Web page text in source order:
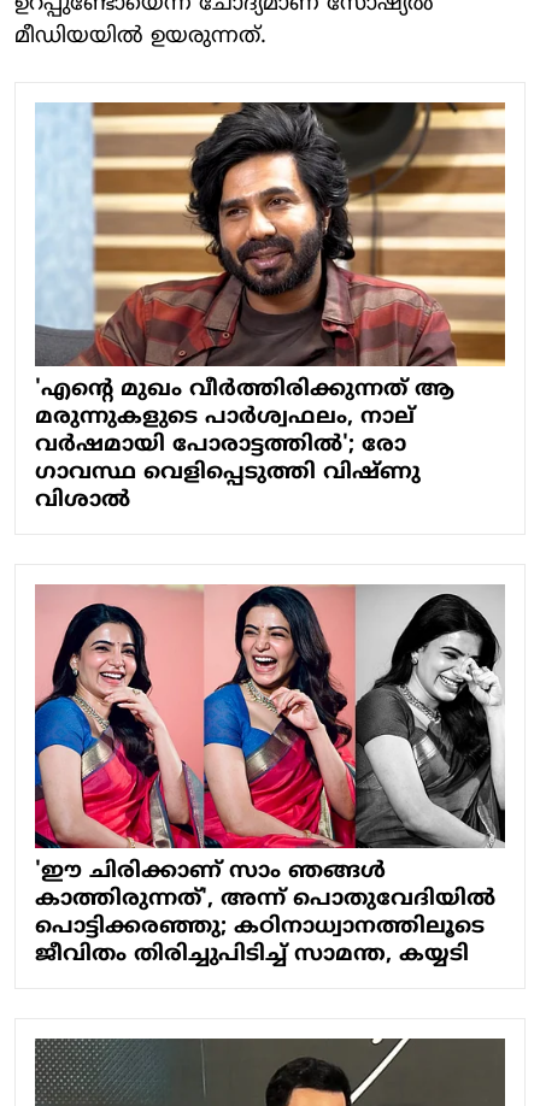
മീഡിയയിൽ ഉയരുന്നത്.
'എന്റെ മുഖം വീർത്തിരിക്കുന്നത് ആ
മരുന്നുകളുടെ പാർശ്വഫലം, നാല്
വർഷമായി പോരാട്ടത്തിൽ'; രോ​
ഗാവസ്ഥ വെളിപ്പെടുത്തി വിഷ്ണു
വിശാൽ
'ഈ ചിരിക്കാണ് സാം ഞങ്ങൾ
കാത്തിരുന്നത്', അന്ന് പൊതുവേദിയിൽ
പൊട്ടിക്കരഞ്ഞു; കഠിനാധ്വാനത്തിലൂടെ
ജീവിതം തിരിച്ചുപിടിച്ച് സാമന്ത, കയ്യടി